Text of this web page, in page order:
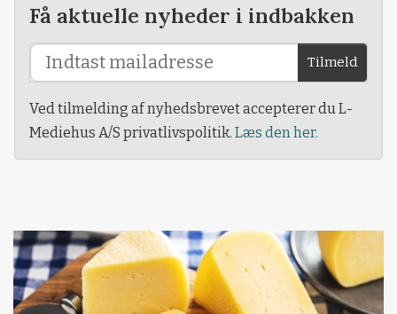
Få aktuelle nyheder i indbakken
Tilmeld
Ved tilmelding af nyhedsbrevet accepterer du L-
Mediehus A/S privatlivspolitik. Læs den her.